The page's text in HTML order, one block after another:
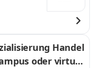
Handel
oder virtuel